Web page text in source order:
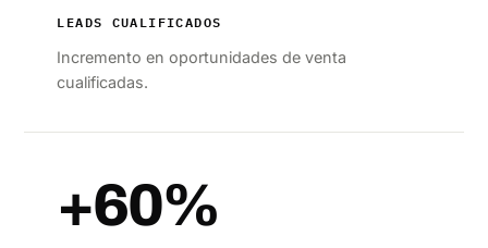
LEADS CUALIFICADOS
Incremento en oportunidades de venta
cualificadas.
+60%